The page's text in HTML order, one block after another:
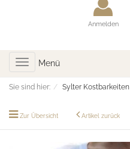
Anmelden
Toggle
navigation
Menü
Sie sind hier: Sylter Kostbarkeiten
Zur Übersicht Artikel zurück